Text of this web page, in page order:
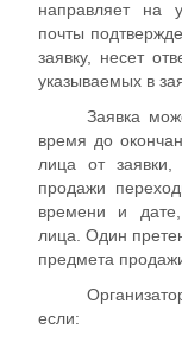
направляет на
почты
заявку, несет
указываемых в
Заявка
время до
лица от заявки,
продажи
времени и
лица. Один
предмета
если: